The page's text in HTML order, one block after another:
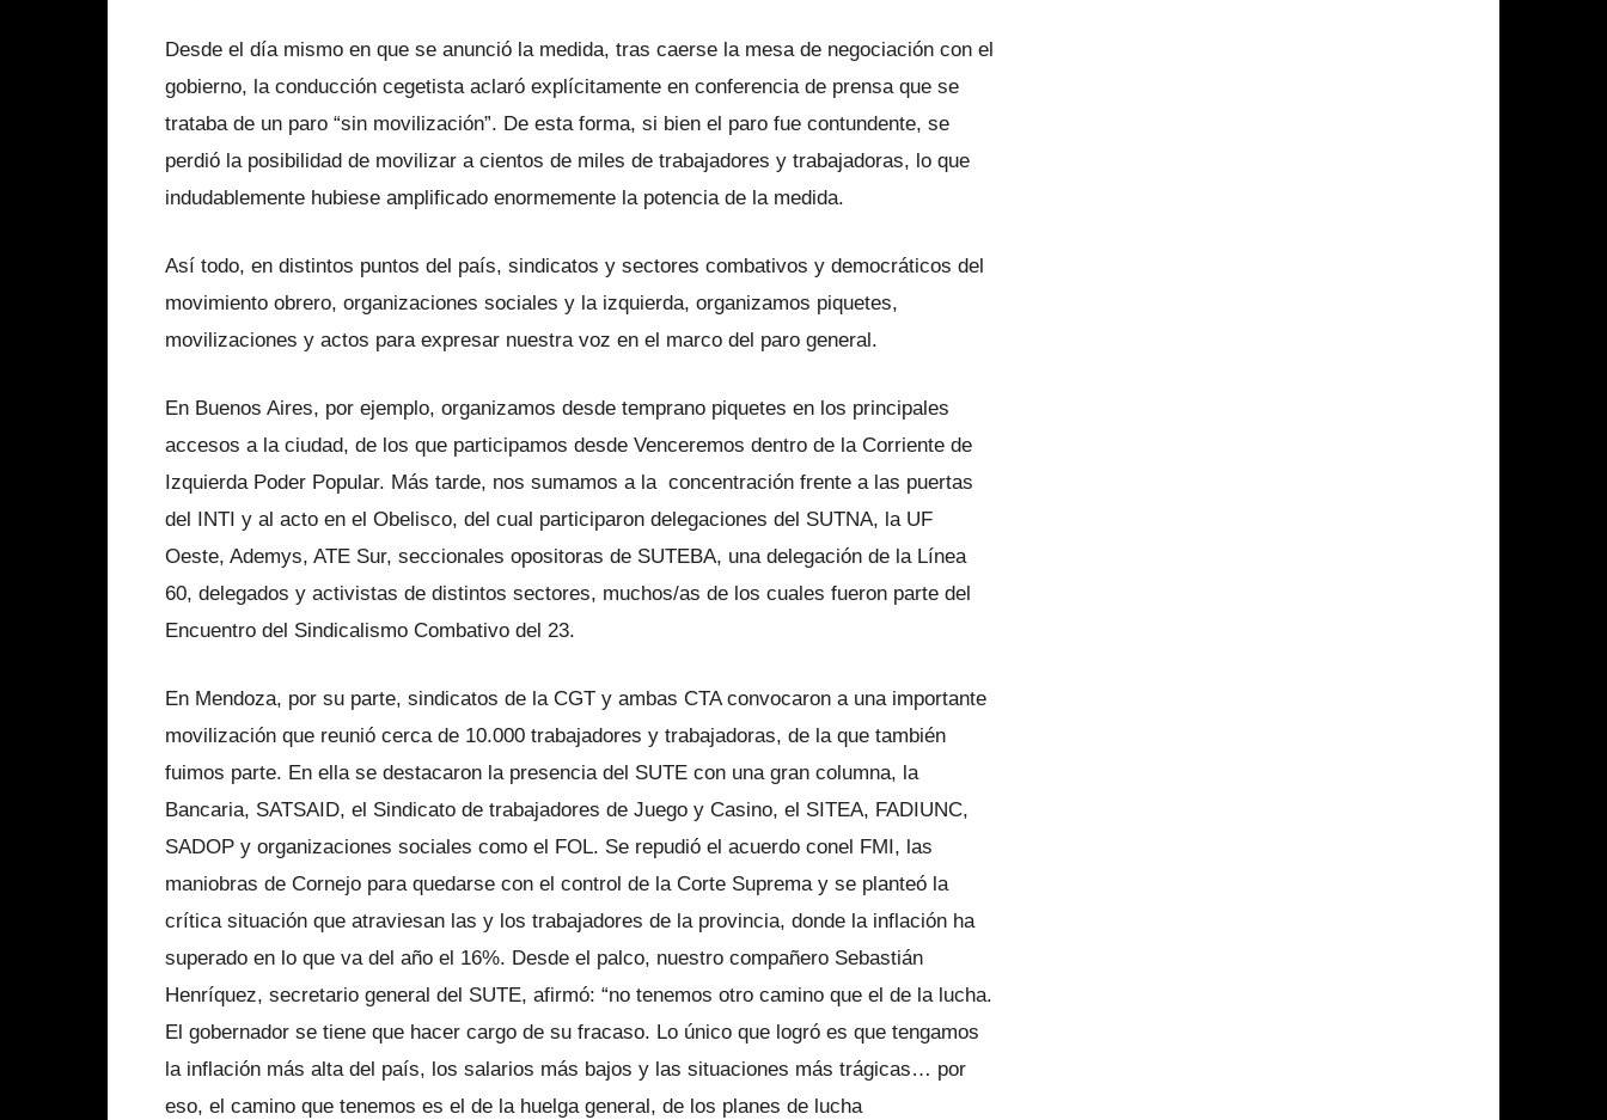
Desde el día mismo en que se anunció la medida, tras caerse la mesa de negociación con el
gobierno, la conducción cegetista aclaró explícitamente en conferencia de prensa que se
trataba de un paro “sin movilización”. De esta forma, si bien el paro fue contundente, se
perdió la posibilidad de movilizar a cientos de miles de trabajadores y trabajadoras, lo que
indudablemente hubiese amplificado enormemente la potencia de la medida.
Así todo, en distintos puntos del país, sindicatos y sectores combativos y democráticos del
movimiento obrero, organizaciones sociales y la izquierda, organizamos piquetes,
movilizaciones y actos para expresar nuestra voz en el marco del paro general.
En Buenos Aires, por ejemplo, organizamos desde temprano piquetes en los principales
accesos a la ciudad, de los que participamos desde Venceremos dentro de la Corriente de
Izquierda Poder Popular. Más tarde, nos sumamos a la concentración frente a las puertas
del INTI y al acto en el Obelisco, del cual participaron delegaciones del SUTNA, la UF
Oeste, Ademys, ATE Sur, seccionales opositoras de SUTEBA, una delegación de la Línea
60, delegados y activistas de distintos sectores, muchos/as de los cuales fueron parte del
Encuentro del Sindicalismo Combativo del 23.
En Mendoza, por su parte, sindicatos de la CGT y ambas CTA convocaron a una importante
movilización que reunió cerca de 10.000 trabajadores y trabajadoras, de la que también
fuimos parte. En ella se destacaron la presencia del SUTE con una gran columna, la
Bancaria, SATSAID, el Sindicato de trabajadores de Juego y Casino, el SITEA, FADIUNC,
SADOP y organizaciones sociales como el FOL. Se repudió el acuerdo conel FMI, las
maniobras de Cornejo para quedarse con el control de la Corte Suprema y se planteó la
crítica situación que atraviesan las y los trabajadores de la provincia, donde la inflación ha
superado en lo que va del año el 16%. Desde el palco, nuestro compañero Sebastián
Henríquez, secretario general del SUTE, afirmó: “no tenemos otro camino que el de la lucha.
El gobernador se tiene que hacer cargo de su fracaso. Lo único que logró es que tengamos
la inflación más alta del país, los salarios más bajos y las situaciones más trágicas… por
eso, el camino que tenemos es el de la huelga general, de los planes de lucha